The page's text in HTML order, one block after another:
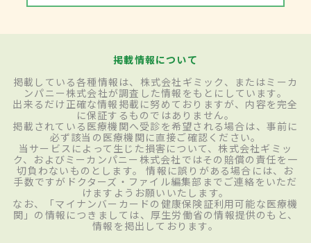
掲載情報について
掲載している各種情報は、株式会社ギミック、またはミーカ
ンパニー株式会社が調査した情報をもとにしています。
出来るだけ正確な情報掲載に努めておりますが、内容を完全
に保証するものではありません。
掲載されている医療機関へ受診を希望される場合は、事前に
必ず該当の医療機関に直接ご確認ください。
当サービスによって生じた損害について、株式会社ギミッ
ク、およびミーカンパニー株式会社ではその賠償の責任を一
切負わないものとします。 情報に誤りがある場合には、お
手数ですがドクターズ・ファイル編集部までご連絡をいただ
けますようお願いいたします。
なお、「マイナンバーカードの健康保険証利用可能な医療機
関」の情報につきましては、厚生労働省の情報提供のもと、
情報を掲出しております。